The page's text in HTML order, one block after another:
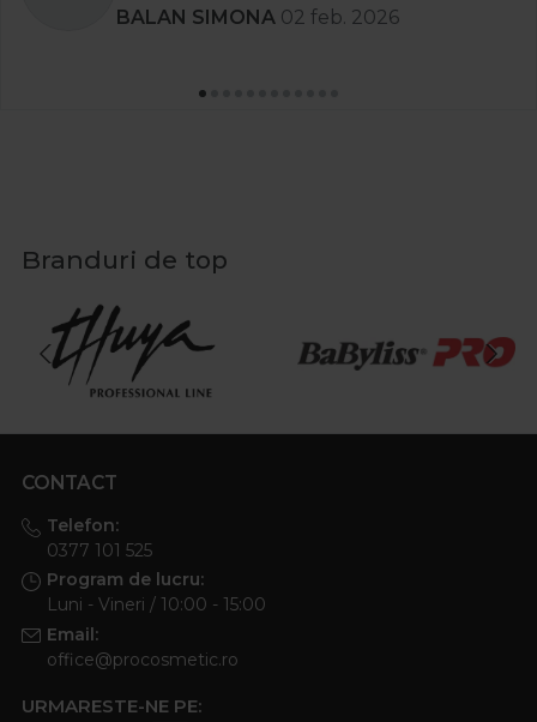
BALAN SIMONA 02 feb. 2026
Branduri de top
CONTACT
Telefon:
0377 101 525
Program de lucru:
Luni - Vineri / 10:00 - 15:00
Email:
office@procosmetic.ro
URMARESTE-NE PE: